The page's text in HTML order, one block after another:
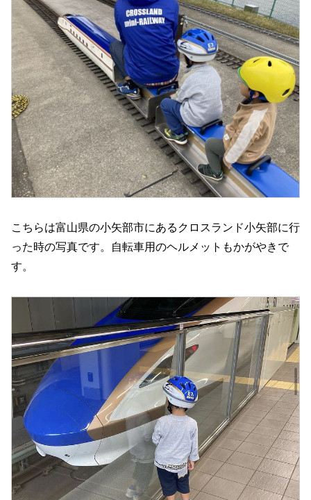
こちらは富山県の小矢部市にあるクロスランド小矢部に行
った時の写真です。自転車用のヘルメットもかがやきで
す。